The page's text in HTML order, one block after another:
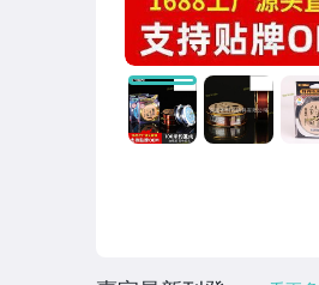
居家、家具與園藝
玩具、模型與公仔
男性精品與服飾
手錶與飾品配件